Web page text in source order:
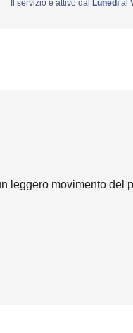
Il servizio è attivo dal Lunedìal
leggero movimento del